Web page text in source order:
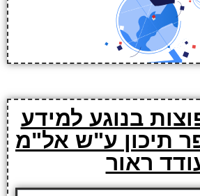
בנוגע למידע
תיכון ע"ש אל"מ
ראור